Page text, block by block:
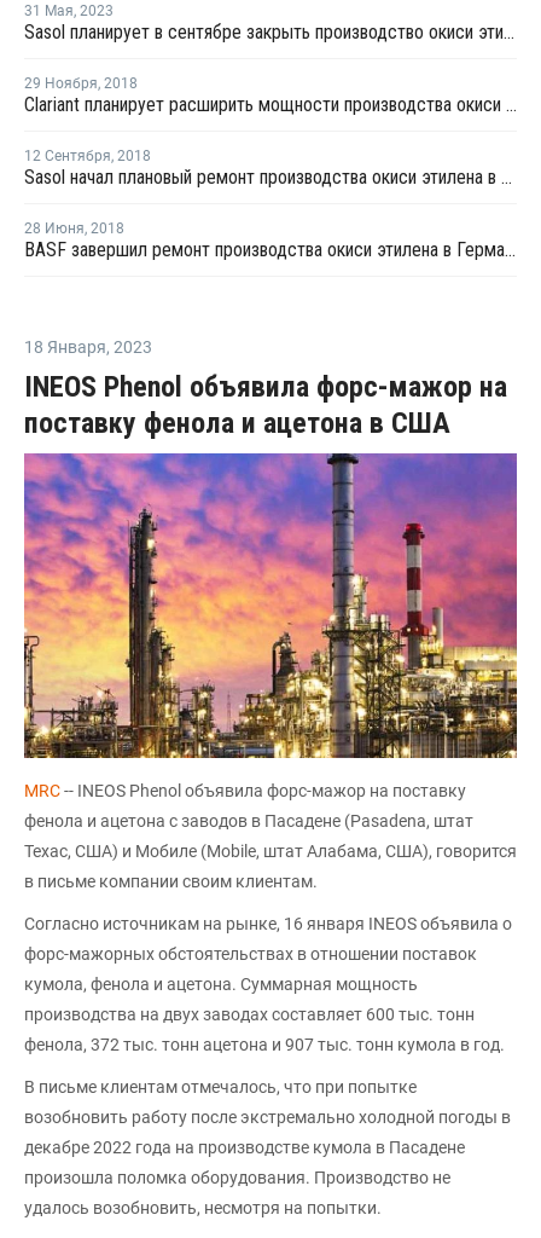
31 Мая, 2023
Sasol планирует в сентябре закрыть производство окиси этилена в Германии на ремонт
29 Ноября, 2018
Clariant планирует расширить мощности производства окиси этилена в Гендорфе
12 Сентября, 2018
Sasol начал плановый ремонт производства окиси этилена в Германии
28 Июня, 2018
BASF завершил ремонт производства окиси этилена в Германии
18 Января, 2023
INEOS Phenol объявила форс-мажор на
поставку фенола и ацетона в США
MRC-- INEOS Phenol объявила форс-мажор на поставку
фенола и ацетона с заводов в Пасадене (Pasadena, штат
Техас, США) и Мобиле (Mobile, штат Алабама, США), говорится
в письме компании своим клиентам.
Согласно источникам на рынке, 16 января INEOS объявила о
форс-мажорных обстоятельствах в отношении поставок
кумола, фенола и ацетона. Суммарная мощность
производства на двух заводах составляет 600 тыс. тонн
фенола, 372 тыс. тонн ацетона и 907 тыс. тонн кумола в год.
В письме клиентам отмечалось, что при попытке
возобновить работу после экстремально холодной погоды в
декабре 2022 года на производстве кумола в Пасадене
произошла поломка оборудования. Производство не
удалось возобновить, несмотря на попытки.